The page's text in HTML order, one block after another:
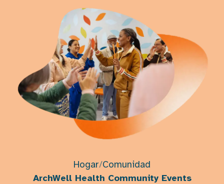
Hogar/Comunidad
ArchWell Health Community Events